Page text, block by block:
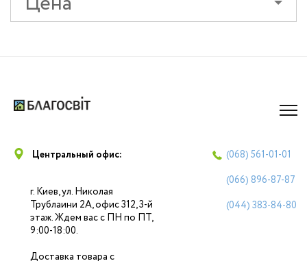
Центральный офис:
г. Киев, ул. Николая
Трублаини 2А, офис 312, 3-й
этаж. Ждем вас с ПН по ПТ,
9:00-18:00.
Доставка товара с
(068) 561-01-01
(066) 896-87-87
(044) 383-84-80